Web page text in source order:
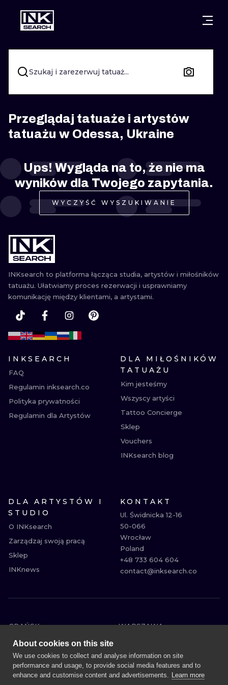
MIASTA GDAŃSK
WARSZAWA POZNAŃ
KRAKÓW KATOWICE
WROCŁAW ŁÓDŹ
BERLIN WIEDEŃ
AMSTERDAM EDYNBURG
PRAGA LONDYN
STYLE
KALIGRAFIA
NEW
TRIBAL
RYCINOWE
Szukaj i zarezerwuj tatuaż...
Przeglądaj tatuaże i artystów
tatuażu w Odessa, Ukraine
Ups! Wygląda na to, że nie ma
wyników dla Twojego zapytania.
WYCZYŚĆ WYSZUKIWANIE
INKsearch to platforma łącząca studia, artystów i miłośników
tatuażu. Ułatwiamy proces rezerwacji i usprawniamy
komunikację między klientami, a artystami.
INKSEARCH
FAQ
Regulamin inksearch.co
Polityka prywatności
Regulamin dla Artystów
DLA MIŁOŚNIKÓW
TATUAŻU
Kim jesteśmy
Wszyscy artyści
Tattoo Concierge
Sklep
Vouchers
INKsearch blog
DLA ARTYSTÓW I
STUDIO
O INKsearch
Zarządzaj swoją pracą
Sklep
INKnews
KONTAKT
Ul. Świdnicka 12-16
50-066
Wrocław
Poland
+48 733 604 604
contact@inksearch.co
GDAŃSK
WARSZAWA
POZNAŃ
KATOWICE
WROCŁAW
ŁÓDŹ
BERLIN
About cookies on this site
We use cookies to collect and analyse information on site
performance and usage, to provide social media features and to
enhance and customise content and advertisements. Learn more